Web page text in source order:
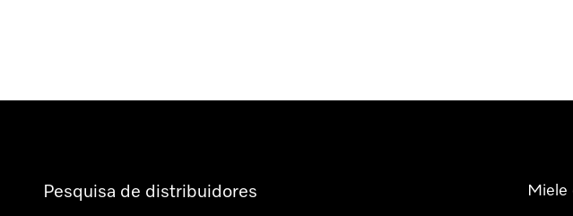
Pesquisa de distribuidores Miele